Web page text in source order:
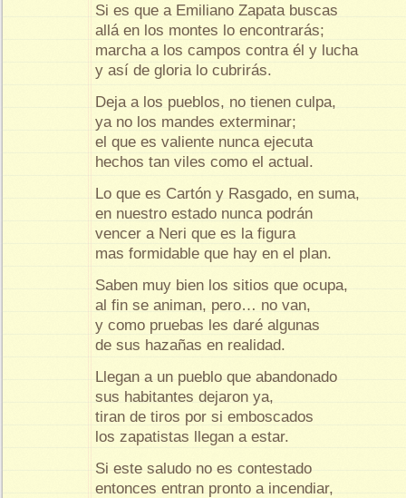
Si es que a Emiliano Zapata buscas
allá en los montes lo encontrarás;
marcha a los campos contra él y lucha
y así de gloria lo cubrirás.
Deja a los pueblos, no tienen culpa,
ya no los mandes exterminar;
el que es valiente nunca ejecuta
hechos tan viles como el actual.
Lo que es Cartón y Rasgado, en suma,
en nuestro estado nunca podrán
vencer a Neri que es la figura
mas formidable que hay en el plan.
Saben muy bien los sitios que ocupa,
al fin se animan, pero… no van,
y como pruebas les daré algunas
de sus hazañas en realidad.
Llegan a un pueblo que abandonado
sus habitantes dejaron ya,
tiran de tiros por si emboscados
los zapatistas llegan a estar.
Si este saludo no es contestado
entonces entran pronto a incendiar,